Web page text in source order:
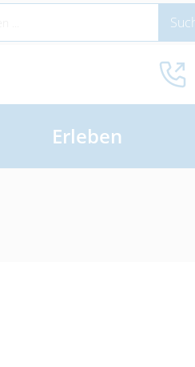
Erleben